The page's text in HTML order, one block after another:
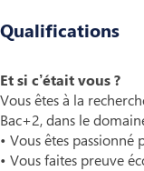
Qualifications
Et si c’était vous ?
Vous êtes à la
Bac+2, dans le
• Vous êtes
• Vous faites preuve